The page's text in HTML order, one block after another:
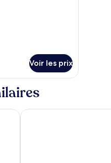
Voir les prix
Turtles Nest Beach Resort